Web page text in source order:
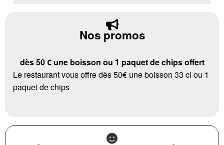
Nos promos
dès 50 € une boisson ou 1 paquet de chips offert
Le restaurant vous offre dès 50€ une boisson 33 cl ou 1
paquet de chips